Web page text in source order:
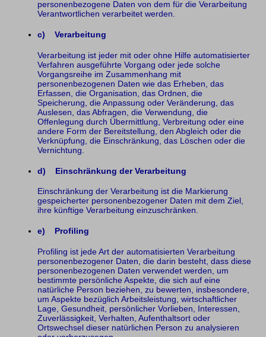
personenbezogene Daten von dem für die Verarbeitung
Verantwortlichen verarbeitet werden.
c) Verarbeitung
Verarbeitung ist jeder mit oder ohne Hilfe automatisierter
Verfahren ausgeführte Vorgang oder jede solche
Vorgangsreihe im Zusammenhang mit
personenbezogenen Daten wie das Erheben, das
Erfassen, die Organisation, das Ordnen, die
Speicherung, die Anpassung oder Veränderung, das
Auslesen, das Abfragen, die Verwendung, die
Offenlegung durch Übermittlung, Verbreitung oder eine
andere Form der Bereitstellung, den Abgleich oder die
Verknüpfung, die Einschränkung, das Löschen oder die
Vernichtung.
d) Einschränkung der Verarbeitung
Einschränkung der Verarbeitung ist die Markierung
gespeicherter personenbezogener Daten mit dem Ziel,
ihre künftige Verarbeitung einzuschränken.
e) Profiling
Profiling ist jede Art der automatisierten Verarbeitung
personenbezogener Daten, die darin besteht, dass diese
personenbezogenen Daten verwendet werden, um
bestimmte persönliche Aspekte, die sich auf eine
natürliche Person beziehen, zu bewerten, insbesondere,
um Aspekte bezüglich Arbeitsleistung, wirtschaftlicher
Lage, Gesundheit, persönlicher Vorlieben, Interessen,
Zuverlässigkeit, Verhalten, Aufenthaltsort oder
Ortswechsel dieser natürlichen Person zu analysieren